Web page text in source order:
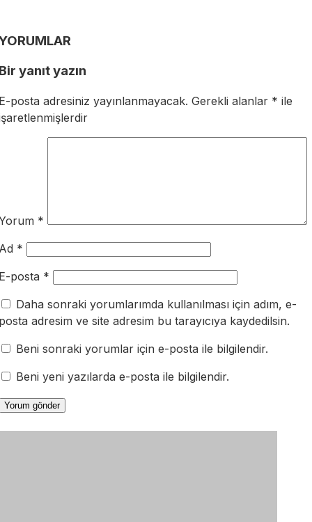
yanıt yazın
posta adresiniz yayınlanmayacak. Gerekli alanlar * ile
*
*
posta *
Daha sonraki yorumlarımda kullanılması için adım, e-
adresim ve site adresim bu tarayıcıya kaydedilsin.
Beni sonraki yorumlar için e-posta ile bilgilendir.
Beni yeni yazılarda e-posta ile bilgilendir.